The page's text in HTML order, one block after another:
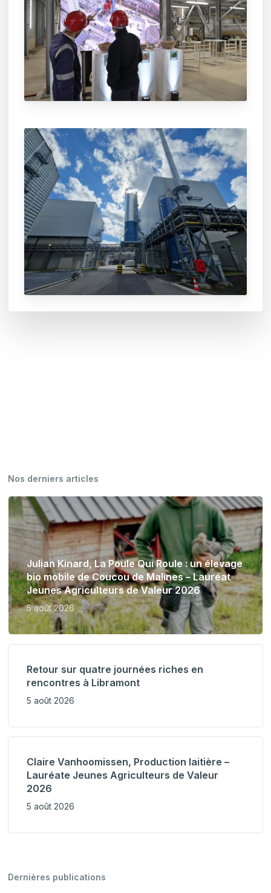
Nos derniers articles
Julian Kinard, La Poule Qui Roule : un élevage
bio mobile de Coucou de Malines – Lauréat
Jeunes Agriculteurs de Valeur 2026
5 août 2026
Retour sur quatre journées riches en
rencontres à Libramont
5 août 2026
Claire Vanhoomissen, Production laitière –
Lauréate Jeunes Agriculteurs de Valeur
2026
5 août 2026
Dernières publications